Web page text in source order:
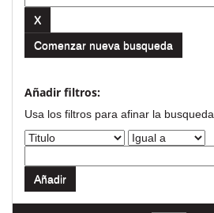
Comenzar nueva busqueda
Añadir filtros:
Usa los filtros para afinar la busqueda.